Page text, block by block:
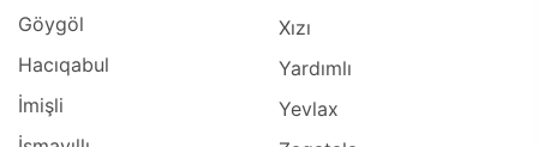
Göygöl
Hacıqabul
İmişli
Xızı
Yardımlı
Yevlax